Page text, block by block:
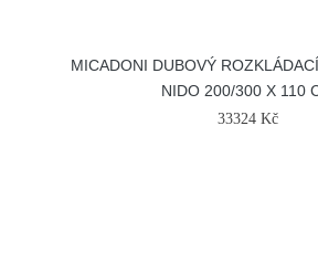
MICADONI DUBOVÝ
NIDO 200/300 X 110
33324 Kč